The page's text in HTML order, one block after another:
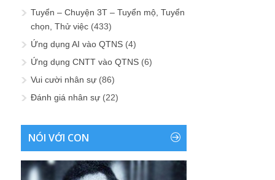
Tuyển – Chuyện 3T – Tuyển mộ, Tuyển
chọn, Thử việc (433)
Ứng dụng AI vào QTNS (4)
Ứng dụng CNTT vào QTNS (6)
Vui cười nhân sự (86)
Đánh giá nhân sự (22)
NÓI VỚI CON